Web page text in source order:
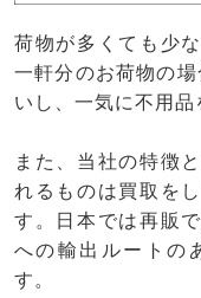
荷物が多くても少
一軒分のお荷物の
いし、一気に不用品
また、当社の特徴
れるものは買取を
す。日本では再販
への輸出ルートの
す。